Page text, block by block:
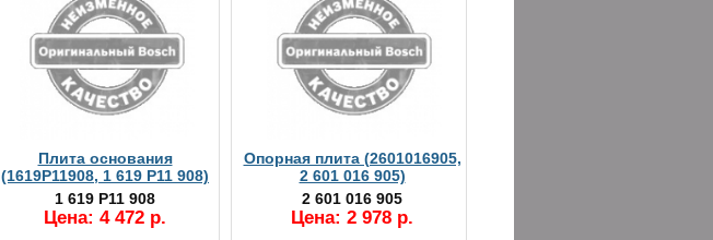
Плита основания
(1619P11908, 1 619 P11 908)
1 619 P11 908
Цена: 4 472 р.
Опорная плита (2601016905,
2 601 016 905)
2 601 016 905
Цена: 2 978 р.